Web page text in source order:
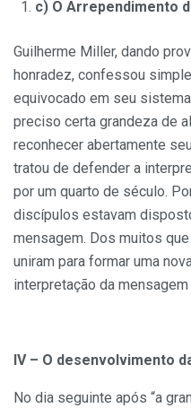
c) O Arrependimento
Guilherme Miller, dando
honradez, confessou
equivocado em seu
preciso certa grandeza de
reconhecer abertamente
tratou de defender a
por um quarto de século.
discípulos estavam
mensagem. Dos muitos
uniram para formar uma
interpretação da
IV – O desenvolvimento
No dia seguinte após “a